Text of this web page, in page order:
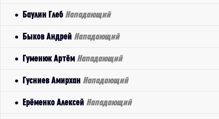
Баулин Глеб Нападающий
Быков Андрей Нападающий
Гуменюк Артём Нападающий
Гусниев Амирхан Нападающий
Ерёменко Алексей Нападающий